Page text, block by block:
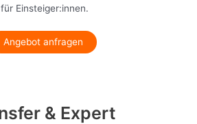
Einsteiger:innen.
Angebot anfragen
& Expert